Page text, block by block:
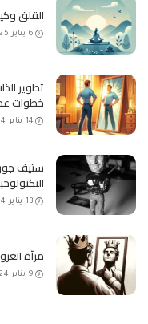
القلق
6 يناير 2025
تطوير
خطوات
14 يناير 2024
ستيف
13 يناير 2024
مرآة
9 يناير 2024